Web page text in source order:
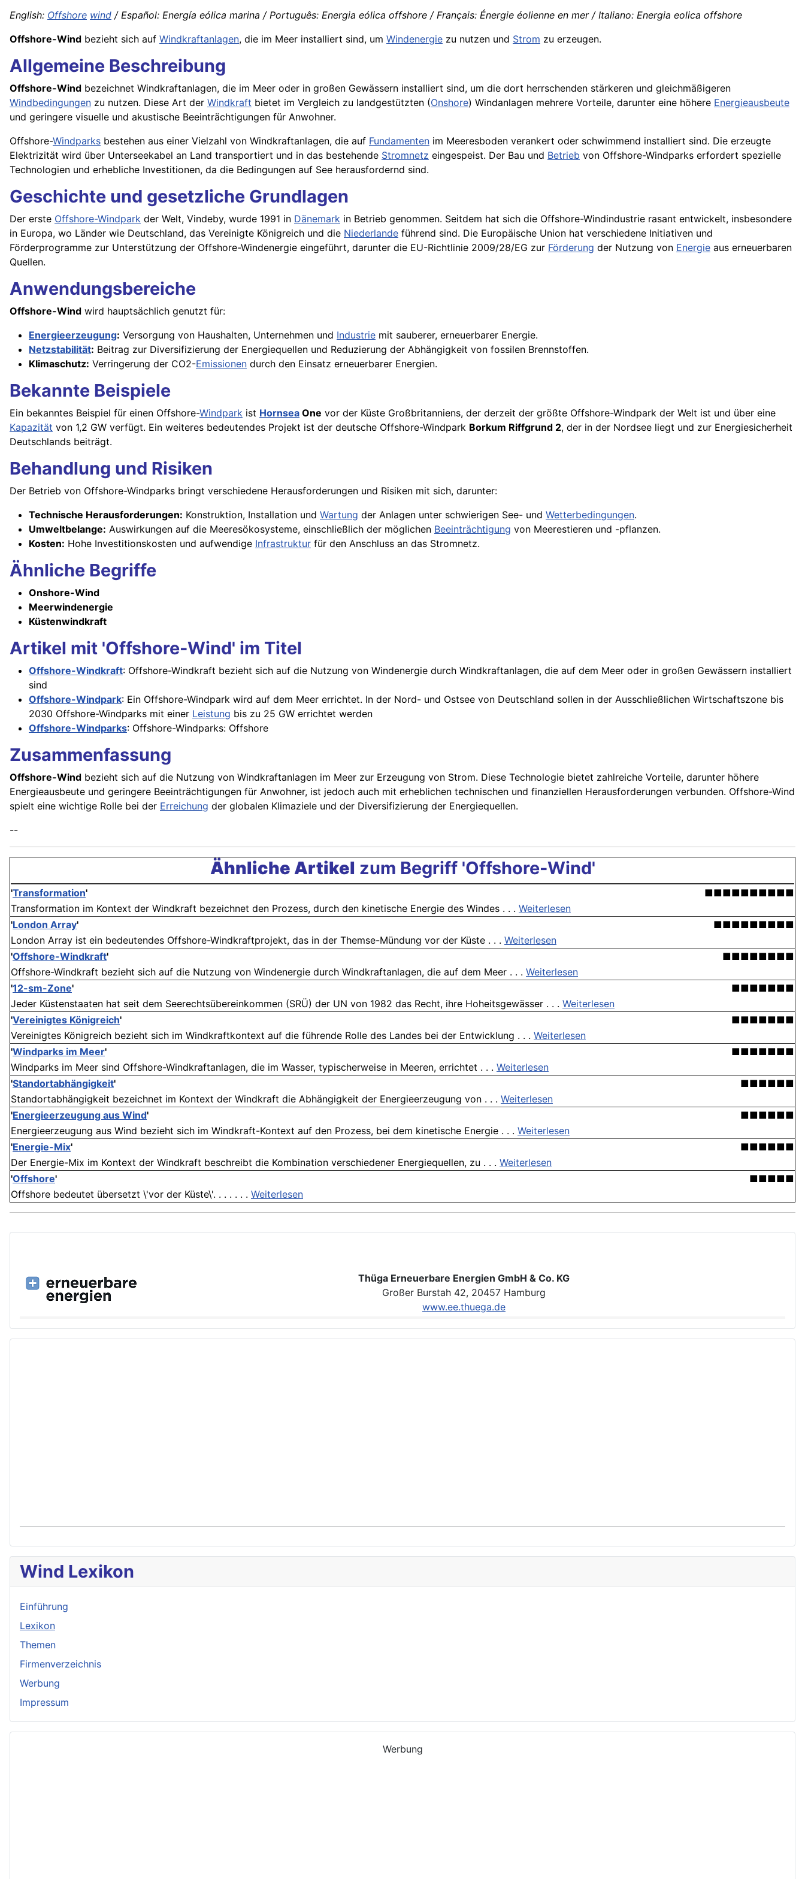
English: Offshore wind / Español: Energía eólica marina / Português: Energia eólica offshore / Français: Énergie éolienne en mer / Italiano: Energia eolica offshore
Offshore-Wind bezieht sich auf Windkraftanlagen, die im Meer installiert sind, um Windenergie zu nutzen und Strom zu erzeugen.
Allgemeine Beschreibung
Offshore-Wind bezeichnet Windkraftanlagen, die im Meer oder in großen Gewässern installiert sind, um die dort herrschenden stärkeren und gleichmäßigeren
Windbedingungen zu nutzen. Diese Art der Windkraft bietet im Vergleich zu landgestützten (Onshore) Windanlagen mehrere Vorteile, darunter eine höhere Energieausbeute
und geringere visuelle und akustische Beeinträchtigungen für Anwohner.
Offshore-Windparks bestehen aus einer Vielzahl von Windkraftanlagen, die auf Fundamenten im Meeresboden verankert oder schwimmend installiert sind. Die erzeugte
Elektrizität wird über Unterseekabel an Land transportiert und in das bestehende Stromnetz eingespeist. Der Bau und Betrieb von Offshore-Windparks erfordert spezielle
Technologien und erhebliche Investitionen, da die Bedingungen auf See herausfordernd sind.
Geschichte und gesetzliche Grundlagen
Der erste Offshore-Windpark der Welt, Vindeby, wurde 1991 in Dänemark in Betrieb genommen. Seitdem hat sich die Offshore-Windindustrie rasant entwickelt, insbesondere
in Europa, wo Länder wie Deutschland, das Vereinigte Königreich und die Niederlande führend sind. Die Europäische Union hat verschiedene Initiativen und
Förderprogramme zur Unterstützung der Offshore-Windenergie eingeführt, darunter die EU-Richtlinie 2009/28/EG zur Förderung der Nutzung von Energie aus erneuerbaren
Quellen.
Anwendungsbereiche
Offshore-Wind wird hauptsächlich genutzt für:
Energieerzeugung: Versorgung von Haushalten, Unternehmen und Industrie mit sauberer, erneuerbarer Energie.
Netzstabilität: Beitrag zur Diversifizierung der Energiequellen und Reduzierung der Abhängigkeit von fossilen Brennstoffen.
Klimaschutz: Verringerung der CO2-Emissionen durch den Einsatz erneuerbarer Energien.
Bekannte Beispiele
Ein bekanntes Beispiel für einen Offshore-Windpark ist Hornsea One vor der Küste Großbritanniens, der derzeit der größte Offshore-Windpark der Welt ist und über eine
Kapazität von 1,2 GW verfügt. Ein weiteres bedeutendes Projekt ist der deutsche Offshore-Windpark Borkum Riffgrund 2, der in der Nordsee liegt und zur Energiesicherheit
Deutschlands beiträgt.
Behandlung und Risiken
Der Betrieb von Offshore-Windparks bringt verschiedene Herausforderungen und Risiken mit sich, darunter:
Technische Herausforderungen: Konstruktion, Installation und Wartung der Anlagen unter schwierigen See- und Wetterbedingungen.
Umweltbelange: Auswirkungen auf die Meeresökosysteme, einschließlich der möglichen Beeinträchtigung von Meerestieren und -pflanzen.
Kosten: Hohe Investitionskosten und aufwendige Infrastruktur für den Anschluss an das Stromnetz.
Ähnliche Begriffe
Onshore-Wind
Meerwindenergie
Küstenwindkraft
Artikel mit 'Offshore-Wind' im Titel
Offshore-Windkraft: Offshore-Windkraft bezieht sich auf die Nutzung von Windenergie durch Windkraftanlagen, die auf dem Meer oder in großen Gewässern installiert
sind
Offshore-Windpark: Ein Offshore-Windpark wird auf dem Meer errichtet. In der Nord- und Ostsee von Deutschland sollen in der Ausschließlichen Wirtschaftszone bis
2030 Offshore-Windparks mit einer Leistung bis zu 25 GW errichtet werden
Offshore-Windparks: Offshore-Windparks: Offshore
Zusammenfassung
Offshore-Wind bezieht sich auf die Nutzung von Windkraftanlagen im Meer zur Erzeugung von Strom. Diese Technologie bietet zahlreiche Vorteile, darunter höhere
Energieausbeute und geringere Beeinträchtigungen für Anwohner, ist jedoch auch mit erheblichen technischen und finanziellen Herausforderungen verbunden. Offshore-Wind
spielt eine wichtige Rolle bei der Erreichung der globalen Klimaziele und der Diversifizierung der Energiequellen.
--
Ähnliche Artikel zum Begriff 'Offshore-Wind'
'Transformation'
■■■■■■■■■■
Transformation im Kontext der Windkraft bezeichnet den Prozess, durch den kinetische Energie des Windes . . . Weiterlesen
'London Array'
■■■■■■■■■
London Array ist ein bedeutendes Offshore-Windkraftprojekt, das in der Themse-Mündung vor der Küste . . . Weiterlesen
'Offshore-Windkraft'
■■■■■■■■
Offshore-Windkraft bezieht sich auf die Nutzung von Windenergie durch Windkraftanlagen, die auf dem Meer . . . Weiterlesen
'12-sm-Zone'
■■■■■■■
Jeder Küstenstaaten hat seit dem Seerechtsübereinkommen (SRÜ) der UN von 1982 das Recht, ihre Hoheitsgewässer . . . Weiterlesen
'Vereinigtes Königreich'
■■■■■■■
Vereinigtes Königreich bezieht sich im Windkraftkontext auf die führende Rolle des Landes bei der Entwicklung . . . Weiterlesen
'Windparks im Meer'
■■■■■■■
Windparks im Meer sind Offshore-Windkraftanlagen, die im Wasser, typischerweise in Meeren, errichtet . . . Weiterlesen
'Standortabhängigkeit'
■■■■■■
Standortabhängigkeit bezeichnet im Kontext der Windkraft die Abhängigkeit der Energieerzeugung von . . . Weiterlesen
'Energieerzeugung aus Wind'
■■■■■■
Energieerzeugung aus Wind bezieht sich im Windkraft-Kontext auf den Prozess, bei dem kinetische Energie . . . Weiterlesen
'Energie-Mix'
■■■■■■
Der Energie-Mix im Kontext der Windkraft beschreibt die Kombination verschiedener Energiequellen, zu . . . Weiterlesen
'Offshore'
■■■■■
Offshore bedeutet übersetzt \'vor der Küste\'. . . . . . . Weiterlesen
Thüga Erneuerbare Energien GmbH & Co. KG
Großer Burstah 42, 20457 Hamburg
www.ee.thuega.de
Wind Lexikon
Einführung
Lexikon
Themen
Firmenverzeichnis
Werbung
Impressum
Werbung